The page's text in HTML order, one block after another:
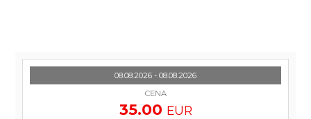
08.08.2026 - 08.08.2026
CENA
35.00 EUR